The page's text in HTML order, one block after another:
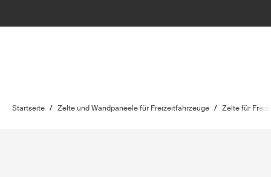
Startseite / Zelte und Wandpaneele für Freizeitfahrzeuge / Zelte für